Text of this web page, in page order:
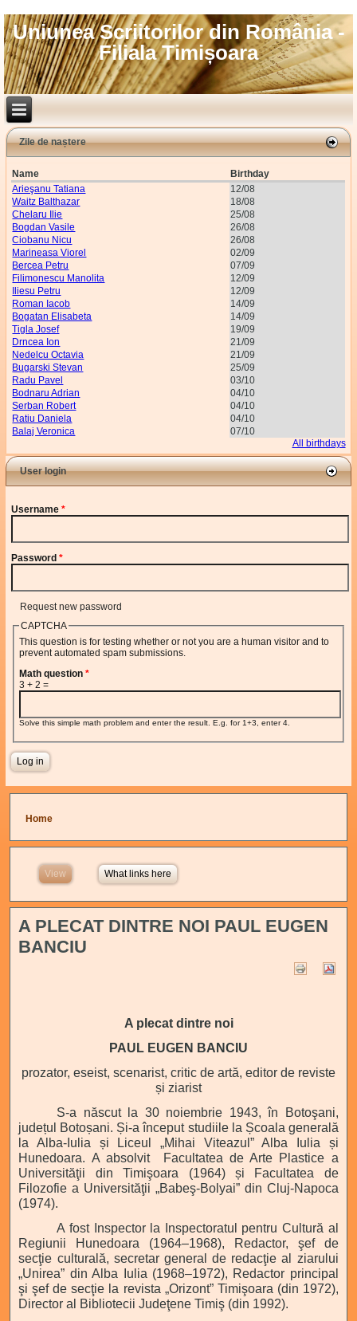
Uniunea Scriitorilor din România -
Filiala Timișoara
Zile de naștere
Name
Birthday
Arieşanu Tatiana
12/08
Waitz Balthazar
18/08
Chelaru Ilie
25/08
Bogdan Vasile
26/08
Ciobanu Nicu
26/08
Marineasa Viorel
02/09
Bercea Petru
07/09
Filimonescu Manolita
12/09
Iliesu Petru
12/09
Roman Iacob
14/09
Bogatan Elisabeta
14/09
Tigla Josef
19/09
Drncea Ion
21/09
Nedelcu Octavia
21/09
Bugarski Stevan
25/09
Radu Pavel
03/10
Bodnaru Adrian
04/10
Serban Robert
04/10
Ratiu Daniela
04/10
Balaj Veronica
07/10
All birthdays
User login
Username*
Password*
Request new password
CAPTCHA
This question is for testing whether or not you are a human visitor and to
prevent automated spam submissions.
Math question*
3 + 2 =
Solve this simple math problem and enter the result. E.g. for 1+3, enter 4.
You are here
Home
View (active tab)What links here
A PLECAT DINTRE NOI PAUL EUGEN
BANCIU
A plecat dintre noi
PAUL EUGEN BANCIU
prozator, eseist, scenarist, critic de artă, editor de reviste
și ziarist
S-a născut la 30 noiembrie 1943, în Botoşani,
județul Botoșani. Și-a început studiile la Școala generală
la Alba-Iulia și Liceul „Mihai Viteazul” Alba Iulia și
Hunedoara. A absolvit Facultatea de Arte Plastice a
Universităţii din Timişoara (1964) și Facultatea de
Filozofie a Universităţii „Babeş-Bolyai” din Cluj-Napoca
(1974).
A fost Inspector la Inspectoratul pentru Cultură al
Regiunii Hunedoara (1964–1968), Redactor, şef de
secţie culturală, secretar general de redacţie al ziarului
„Unirea” din Alba Iulia (1968–1972), Redactor principal
şi şef de secţie la revista „Orizont” Timişoara (din 1972),
Director al Bibliotecii Judeţene Timiş (din 1992).